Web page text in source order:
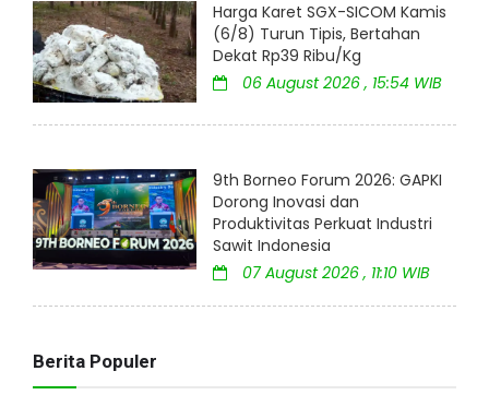
Harga Karet SGX-SICOM Kamis
(6/8) Turun Tipis, Bertahan
Dekat Rp39 Ribu/Kg
06 August 2026 , 15:54 WIB
9th Borneo Forum 2026: GAPKI
Dorong Inovasi dan
Produktivitas Perkuat Industri
Sawit Indonesia
07 August 2026 , 11:10 WIB
Berita Populer